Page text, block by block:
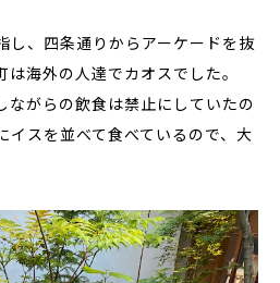
し、四条通りからアーケードを抜
海外の人達でカオスでした。
ながらの飲食は禁止にしていたの
イスを並べて食べているので、大